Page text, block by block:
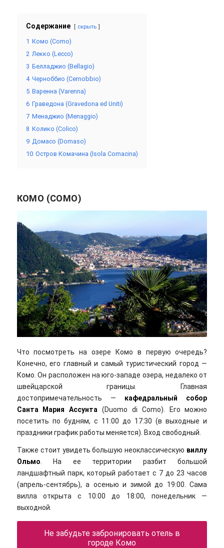
Содержание скрыть
1 Комо (Como)
2 Лекко (Lecco)
3 Белладжио (Bellagio)
4 Черноббио (Cernobbio)
5 Варенна (Varenna)
6 Граведона (Gravedona ed Uniti)
7 Менаджио (Menaggio)
8 Колико (Colico)
9 Домасо (Domaso)
10 Остров Комачина (Isola Comacina)
КОМО (COMO)
Что посмотреть на озере Комо в первую очередь?
Конечно, его главный и самый туристический город —
Комо. Он расположен на юго-западе озера, недалеко от
швейцарской границы. Главная
достопримечательность — кафедральный собор
Санта Мария Ассунта(Duomo di Como). Его можно
посетить по будням, с 11:00 до 17:30 (в выходные и
праздники график работы меняется). Вход свободный.
Также стоит увидеть большую неоклассическую виллу
Ольмо . На ее территории разбит большой
ландшафтный парк, который работает с 7 до 23 часов
(апрель-сентябрь), а осенью и зимой до 19:00. Сама
вилла открыта с 10:00 до 18:00, понедельник —
выходной.
Не забудьте забронировать отель в
городе Комо